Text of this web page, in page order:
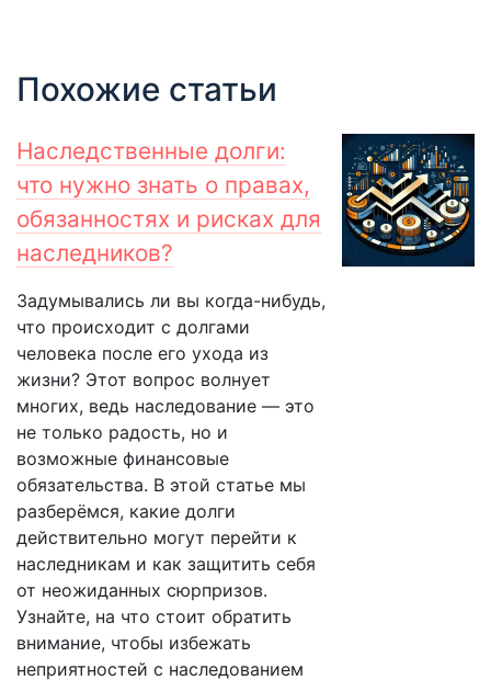
Похожие статьи
Наследственные долги:
что нужно знать о правах,
обязанностях и рисках для
наследников?
Задумывались ли вы когда-нибудь,
что происходит с долгами
человека после его ухода из
жизни? Этот вопрос волнует
многих, ведь наследование — это
не только радость, но и
возможные финансовые
обязательства. В этой статье мы
разберёмся, какие долги
действительно могут перейти к
наследникам и как защитить себя
от неожиданных сюрпризов.
Узнайте, на что стоит обратить
внимание, чтобы избежать
неприятностей с наследованием